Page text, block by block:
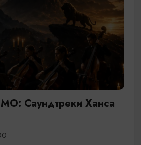
Саундтреки Ханса